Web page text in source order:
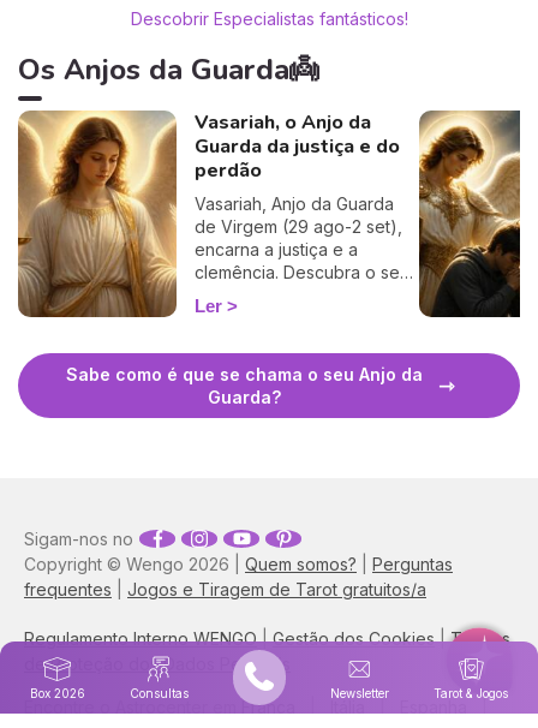
Descobrir Especialistas fantásticos!
Os Anjos da Guarda👼
Vasariah, o Anjo da
Guarda da justiça e do
perdão
Vasariah, Anjo da Guarda
de Virgem (29 ago-2 set),
encarna a justiça e a
clemência. Descubra o seu
período, oração, dias de
regência e como invocá-lo.
Ler
Sabe como é que se chama o seu Anjo da
Guarda?
Box 2026 Consultas Newsletter Tarot & Jogos
Copyright © Wengo 2026 | Quem somos?
Perguntas
frequentes
Jogos e Tiragem de Tarot gratuitos/a
Regulamento Interno WENGO|Gestão dos Cookies|Termos
de Proteção dos Dados Pessoais
Sigam-nos no
França
|